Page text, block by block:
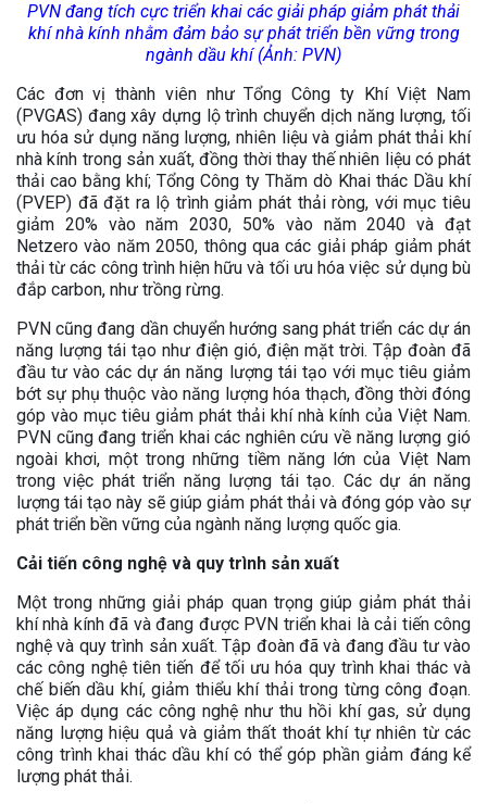
PVN đang tích cực triển khai các giải pháp giảm phát thải
khí nhà kính nhằm đảm bảo sự phát triển bền vững trong
ngành dầu khí (Ảnh: PVN)
Các đơn vị thành viên như Tổng Công ty Khí Việt Nam
(PVGAS) đang xây dựng lộ trình chuyển dịch năng lượng, tối
ưu hóa sử dụng năng lượng, nhiên liệu và giảm phát thải khí
nhà kính trong sản xuất, đồng thời thay thế nhiên liệu có phát
thải cao bằng khí; Tổng Công ty Thăm dò Khai thác Dầu khí
(PVEP) đã đặt ra lộ trình giảm phát thải ròng, với mục tiêu
giảm 20% vào năm 2030, 50% vào năm 2040 và đạt
Netzero vào năm 2050, thông qua các giải pháp giảm phát
thải từ các công trình hiện hữu và tối ưu hóa việc sử dụng bù
đắp carbon, như trồng rừng.
PVN cũng đang dần chuyển hướng sang phát triển các dự án
năng lượng tái tạo như điện gió, điện mặt trời. Tập đoàn đã
đầu tư vào các dự án năng lượng tái tạo với mục tiêu giảm
bớt sự phụ thuộc vào năng lượng hóa thạch, đồng thời đóng
góp vào mục tiêu giảm phát thải khí nhà kính của Việt Nam.
PVN cũng đang triển khai các nghiên cứu về năng lượng gió
ngoài khơi, một trong những tiềm năng lớn của Việt Nam
trong việc phát triển năng lượng tái tạo. Các dự án năng
lượng tái tạo này sẽ giúp giảm phát thải và đóng góp vào sự
phát triển bền vững của ngành năng lượng quốc gia.
Cải tiến công nghệ và quy trình sản xuất
Một trong những giải pháp quan trọng giúp giảm phát thải
khí nhà kính đã và đang được PVN triển khai là cải tiến công
nghệ và quy trình sản xuất. Tập đoàn đã và đang đầu tư vào
các công nghệ tiên tiến để tối ưu hóa quy trình khai thác và
chế biến dầu khí, giảm thiểu khí thải trong từng công đoạn.
Việc áp dụng các công nghệ như thu hồi khí gas, sử dụng
năng lượng hiệu quả và giảm thất thoát khí tự nhiên từ các
công trình khai thác dầu khí có thể góp phần giảm đáng kể
lượng phát thải.